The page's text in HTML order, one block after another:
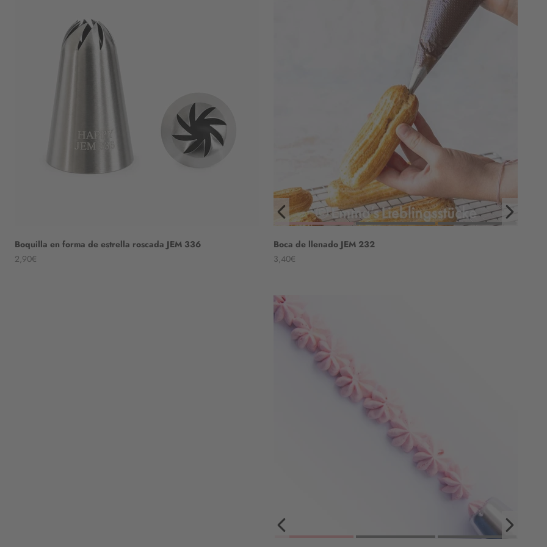
Boquilla en forma de estrella roscada JEM 336
Angebot
2,90€
Boca de llenado JEM 232
Angebot
3,40€